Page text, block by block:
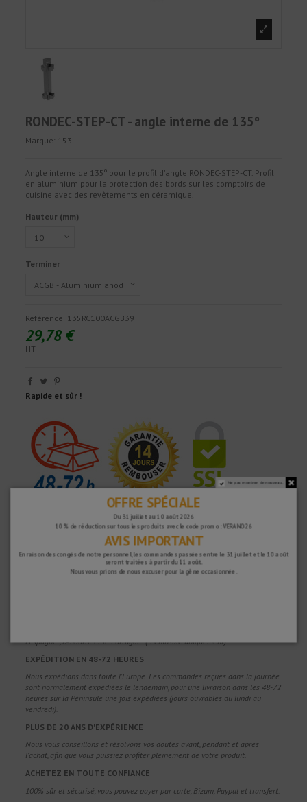
RONDEC-STEP-CT - angle interne de 135º
Marque: 153
Angle interne de 135º pour le profil d'angle RONDEC-STEP-CT. Profil
en aluminium pour la protection des bords sur les comptoirs de
cuisine avec des revêtements en céramique.
Hauteur (mm)
Terminer
Référence I135RC100ACGB39
29,78 €
HT
Rapide et sûr !
l'Espagne*, l'Andorre et le Portugal*. (*Péninsule uniquement)
EXPÉDITION EN 48-72 HEURES
Nous expédions dans toute l'Europe. Les commandes reçues dans la journée
sont normalement expédiées le lendemain, pour une livraison dans les 48-72
heures sur la Péninsule une fois expédiées (jours ouvrables du lundi au
vendredi).
PLUS DE 20 ANS D'EXPÉRIENCE
Nous vous conseillons et résolvons vos doutes avant, pendant et après
l'achat, afin que vous puissiez profiter pleinement de votre produit.
ACHETEZ EN TOUTE CONFIANCE
100% sûr et sécurisé, vous pouvez payer par carte, Bizum, Paypal et transfert.
Ne pas montrer de nouveau.
OFFRE SPÉCIALE
Du 31 juillet au 10 août 2026
10 % de réduction sur tous les produits avec le code promo : VERANO26
AVIS IMPORTANT
En raison des congés de notre personnel, les commandes passées entre le 31 juillet et le 10 août
seront traitées à partir du 11 août.
Nous vous prions de nous excuser pour la gêne occasionnée.